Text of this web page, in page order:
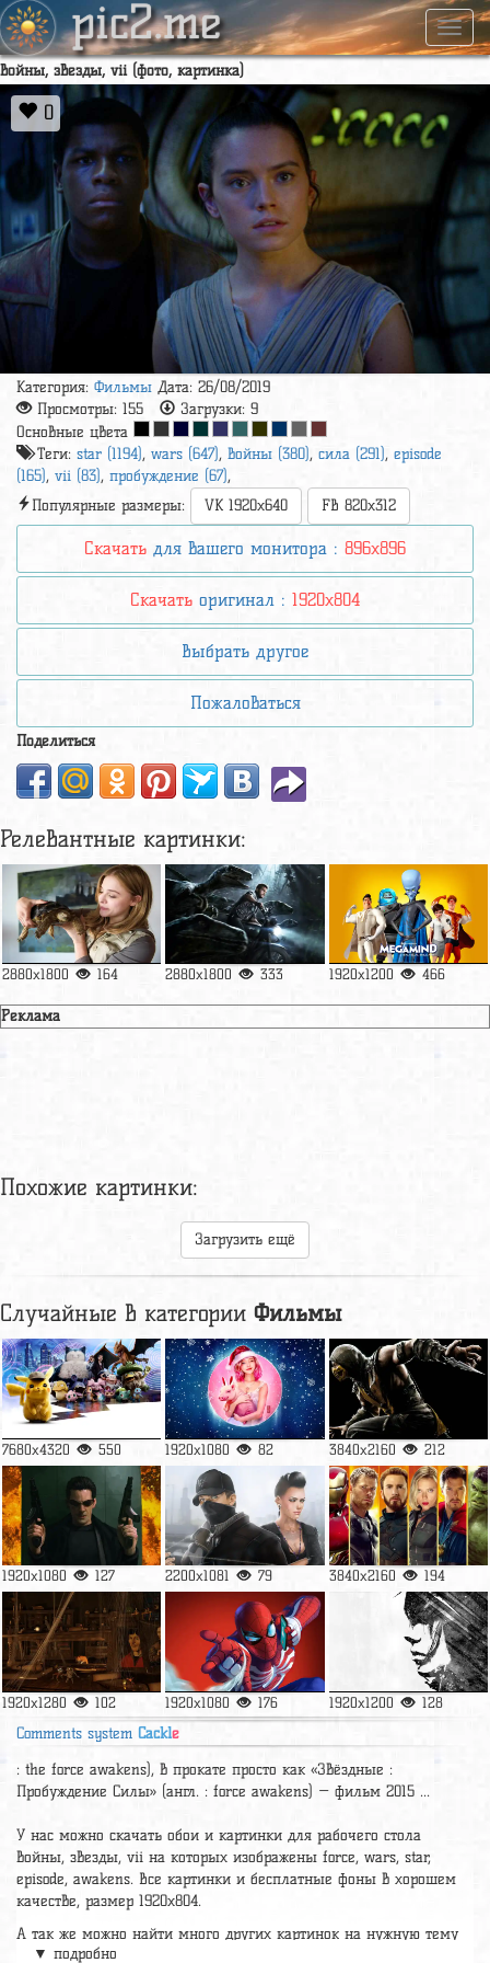
pic2.me
войны, звезды, vii (фото, картинка)
0
Категория: Фильмы Дата: 26/08/2019
Просмотры: 155 Загрузки: 9
Основные цвета
Теги: star (1194), wars (647), войны (380), сила (291), episode
(165), vii (83), пробуждение (67),
Популярные размеры:
VK 1920x640 FB 820x312
Скачать для вашего монитора : 896x896
Скачать оригинал : 1920x804
Выбрать другое
Пожаловаться
Поделиться
Релевантные картинки:
2880x1800 164 2880x1800 333 1920x1200 466
Реклама
Похожие картинки:
Загрузить ещё
Случайные в категории Фильмы
7680x4320 550 1920x1080 82 3840x2160 212
1920x1080 127 2200x1081 79 3840x2160 194
1920x1280 102 1920x1080 176 1920x1200 128
Comments system Cackle
: the force awakens), в прокате просто как «Звёздные :
Пробуждение Силы» (англ. : force awakens) — фильм 2015 ...
У нас можно скачать обои и картинки для рабочего стола
войны, звезды, vii на которых изображены force, wars, star,
episode, awakens. Все картинки и бесплатные фоны в хорошем
качестве, размер 1920x804.
А так же можно найти много других картинок на нужную тему
разделобои Фильмы
▼ подробно